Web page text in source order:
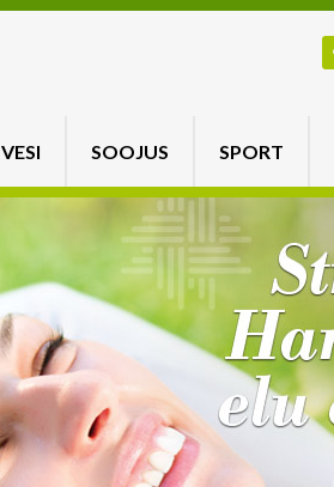
VESI SOOJUS SPORT